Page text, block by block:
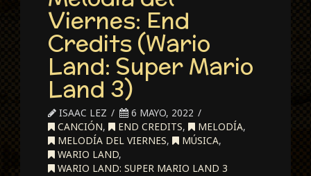
Viernes: End
Credits (Wario
Land: Super Mario
Land 3)
ISAAC LEZ
6 MAYO, 2022
CANCIÓN, END CREDITS, MELODÍA,
MELODÍA DEL VIERNES, MÚSICA,
WARIO LAND,
WARIO LAND: SUPER MARIO LAND 3